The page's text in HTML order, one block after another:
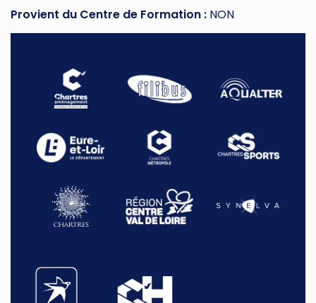
Provient du Centre de Formation : NON